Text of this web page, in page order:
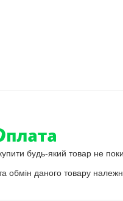
будь-який товар не
даного товару